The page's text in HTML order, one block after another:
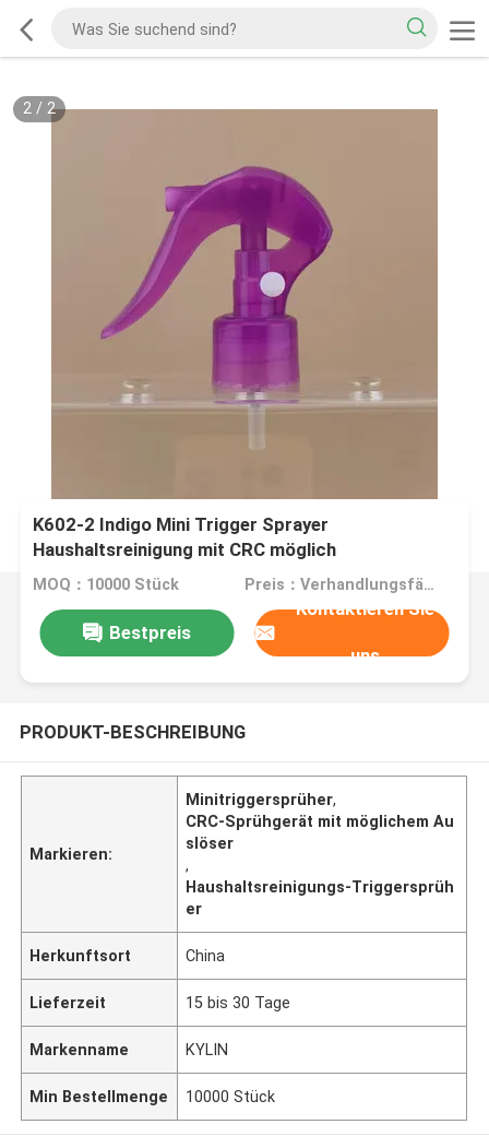
2/ 2
K602-2 Indigo Mini Trigger Sprayer
Haushaltsreinigung mit CRC möglich
MOQ：10000 Stück Preis：Verhandlungsfähig
Bestpreis
Kontaktieren Sie
uns
PRODUKT-BESCHREIBUNG
Markieren:
Minitriggersprüher,
CRC-Sprühgerät mit möglichem Au
slöser
,
Haushaltsreinigungs-Triggersprüh
er
Herkunftsort China
Lieferzeit 15 bis 30 Tage
Markenname KYLIN
Min Bestellmenge 10000 Stück